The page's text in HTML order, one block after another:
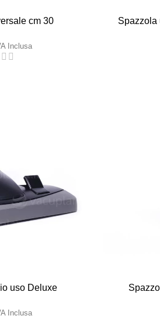
cm 30
Inclusa
Spazzola
uso Deluxe
Inclusa